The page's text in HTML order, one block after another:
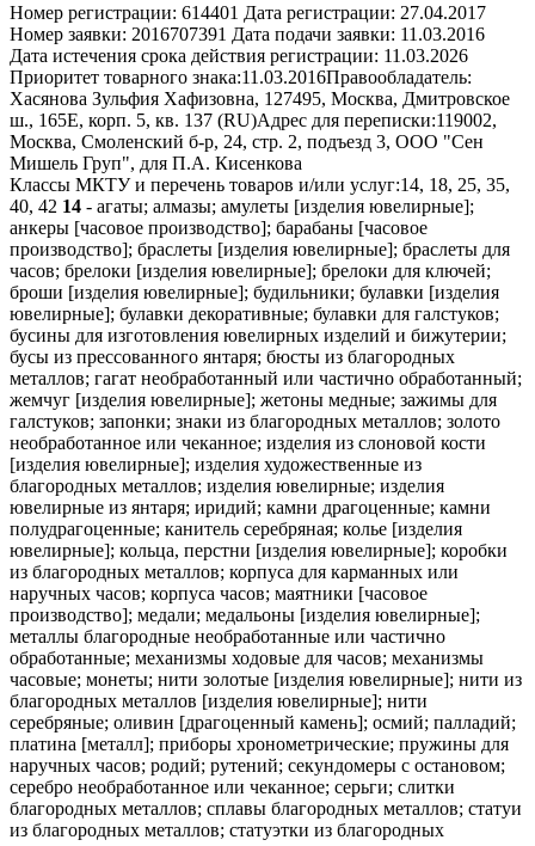
Номер регистрации: 614401 Дата регистрации: 27.04.2017
Номер заявки: 2016707391 Дата подачи заявки: 11.03.2016
Дата истечения срока действия регистрации: 11.03.2026
Приоритет товарного знака:11.03.2016Правообладатель:
Хасянова Зульфия Хафизовна, 127495, Москва, Дмитровское
ш., 165Е, корп. 5, кв. 137 (RU)Адрес для переписки:119002,
Москва, Смоленский б-р, 24, стр. 2, подъезд 3, ООО "Сен
Мишель Груп", для П.А. Кисенкова
Классы МКТУ и перечень товаров и/или услуг:14, 18, 25, 35,
40, 42 14 - агаты; алмазы; амулеты [изделия ювелирные];
анкеры [часовое производство]; барабаны [часовое
производство]; браслеты [изделия ювелирные]; браслеты для
часов; брелоки [изделия ювелирные]; брелоки для ключей;
броши [изделия ювелирные]; будильники; булавки [изделия
ювелирные]; булавки декоративные; булавки для галстуков;
бусины для изготовления ювелирных изделий и бижутерии;
бусы из прессованного янтаря; бюсты из благородных
металлов; гагат необработанный или частично обработанный;
жемчуг [изделия ювелирные]; жетоны медные; зажимы для
галстуков; запонки; знаки из благородных металлов; золото
необработанное или чеканное; изделия из слоновой кости
[изделия ювелирные]; изделия художественные из
благородных металлов; изделия ювелирные; изделия
ювелирные из янтаря; иридий; камни драгоценные; камни
полудрагоценные; канитель серебряная; колье [изделия
ювелирные]; кольца, перстни [изделия ювелирные]; коробки
из благородных металлов; корпуса для карманных или
наручных часов; корпуса часов; маятники [часовое
производство]; медали; медальоны [изделия ювелирные];
металлы благородные необработанные или частично
обработанные; механизмы ходовые для часов; механизмы
часовые; монеты; нити золотые [изделия ювелирные]; нити из
благородных металлов [изделия ювелирные]; нити
серебряные; оливин [драгоценный камень]; осмий; палладий;
платина [металл]; приборы хронометрические; пружины для
наручных часов; родий; рутений; секундомеры с остановом;
серебро необработанное или чеканное; серьги; слитки
благородных металлов; сплавы благородных металлов; статуи
из благородных металлов; статуэтки из благородных